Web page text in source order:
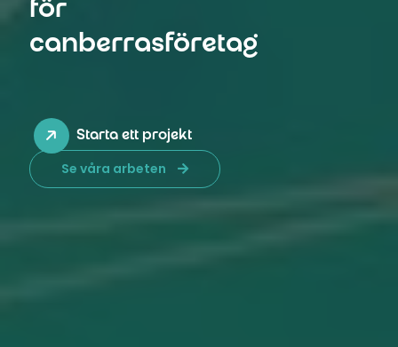
för
canberrasföretag
Starta ett projekt
Se våra arbeten